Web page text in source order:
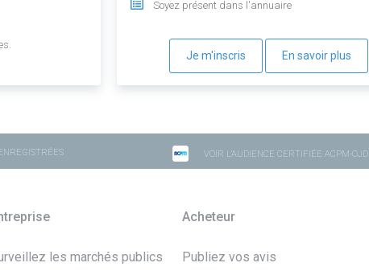
Soyez présent dans l'annuaire
Je m'inscris En savoir plus
VOIR L'AUDIENCE CERTIFIÉE ACPM-OJD
les marchés publics
Acheteur
Publiez vos avis